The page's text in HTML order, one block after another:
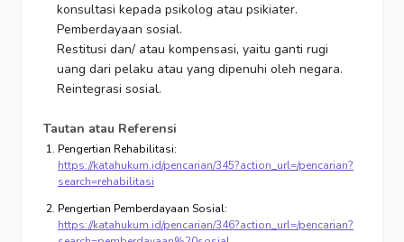
konsultasi kepada psikolog atau psikiater.
Pemberdayaan sosial.
Restitusi dan/ atau kompensasi, yaitu ganti rugi
uang dari pelaku atau yang dipenuhi oleh negara.
Reintegrasi sosial.
Tautan atau Referensi
Pengertian Rehabilitasi:
https://katahukum.id/pencarian/345?action_url=/pencarian?
search=rehabilitasi
Pengertian Pemberdayaan Sosial:
https://katahukum.id/pencarian/346?action_url=/pencarian?